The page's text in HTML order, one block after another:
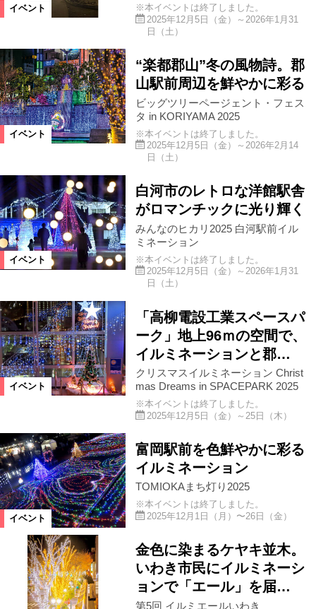
本宮市 鏡石町 新潟県
西郷村 泉崎村 会津坂下町
相馬市 下郷町 桑折町
会津美里町 三島町 玉川村
米沢市 双葉町 川俣町
大熊町 西会津町 磐梯町
古殿町 棚倉町
昭和村 只見町 鮫川村
湯川村 東京都 神奈川県
天栄村 石川町
白石市 福島市郊外 他県
カテゴリ
キッズイベント
スポーツ ステージ アート
イベント
※本イベントは終了しました。
2025年12月5日（金）～2026年1月31
日（土）
イベント
“楽都郡山”冬の風物詩。郡
山駅前周辺を鮮やかに彩る
ビッグツリーページェント・フェス
タ in KORIYAMA 2025
※本イベントは終了しました。
2025年12月5日（金）～2026年2月14
日（土）
イベント
白河市のレトロな洋館駅舎
がロマンチックに光り輝く
みんなのヒカリ2025 白河駅前イル
ミネーション
※本イベントは終了しました。
2025年12月5日（金）～2026年1月31
日（土）
イベント
「高柳電設工業スペースパ
ーク」地上96ｍの空間で、
イルミネーションと郡…
クリスマスイルミネーション Christ
mas Dreams in SPACEPARK 2025
※本イベントは終了しました。
2025年12月5日（金）～25日（木）
イベント
富岡駅前を色鮮やかに彩る
イルミネーション
TOMIOKAまち灯り2025
※本イベントは終了しました。
2025年12月1日（月）〜26日（金）
金色に染まるケヤキ並木。
いわき市民にイルミネーシ
ョンで「エール」を届…
第5回 イルミエールいわき